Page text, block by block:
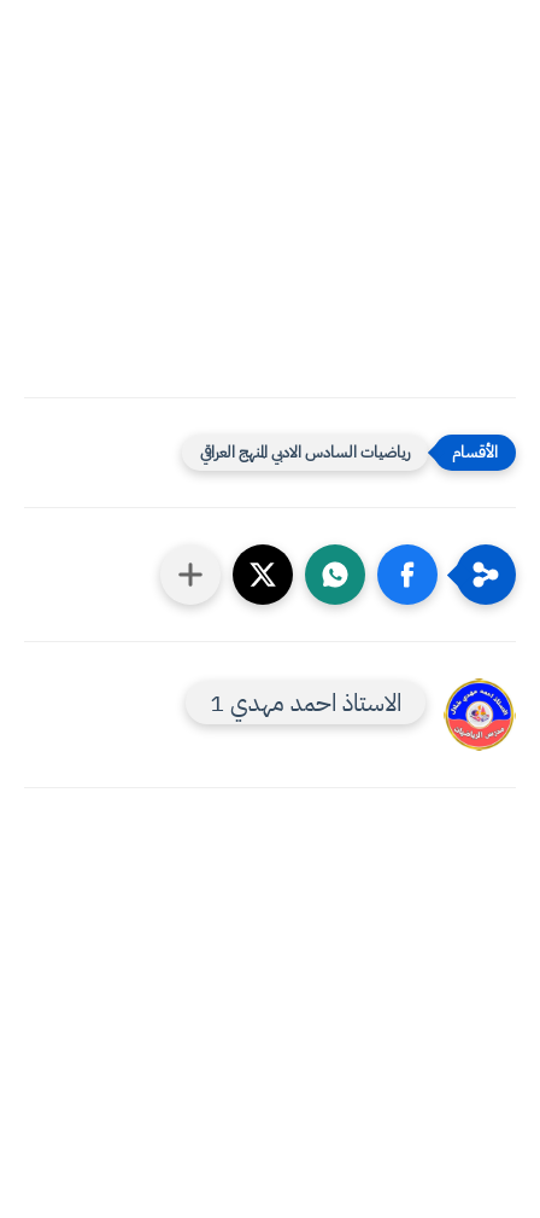
رياضيات السادس الادبي المنهج العراقي
الاستاذ احمد مهدي 1